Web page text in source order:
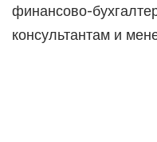
финансово-
консультантам и